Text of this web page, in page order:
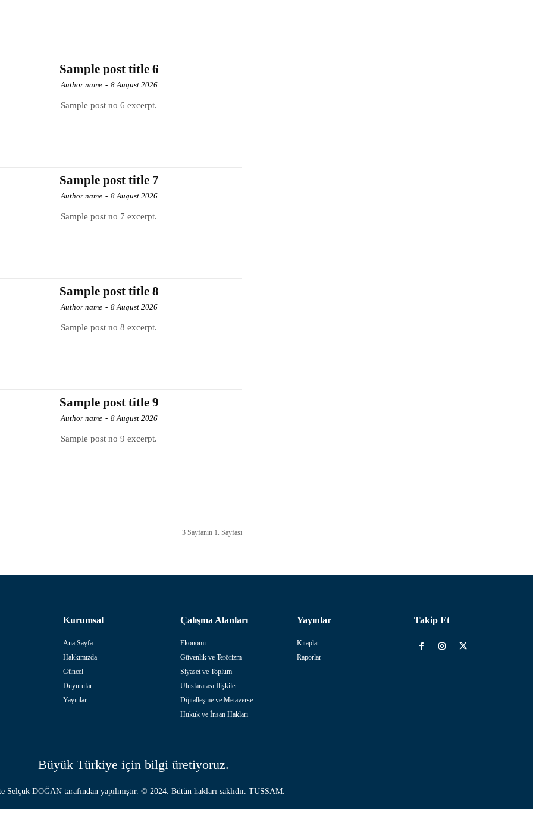
Sample post title 6
Author name - 8 August 2026
Sample post no 6 excerpt.
Sample post title 7
Author name - 8 August 2026
Sample post no 7 excerpt.
Sample post title 8
Author name - 8 August 2026
Sample post no 8 excerpt.
Sample post title 9
Author name - 8 August 2026
Sample post no 9 excerpt.
3 Sayfanın 1. Sayfası
Kurumsal
Ana Sayfa
Hakkımızda
Güncel
Duyurular
Yayınlar
Çalışma Alanları
Ekonomi
Güvenlik ve Terörizm
Siyaset ve Toplum
Uluslararası İlişkiler
Dijitalleşme ve Metaverse
Hukuk ve İnsan Hakları
Yayınlar
Kitaplar
Raporlar
Takip Et
Büyük Türkiye için bilgi üretiyoruz.
Selçuk DOĞAN tarafından yapılmıştır. © 2024. Bütün hakları saklıdır. TUSSAM.